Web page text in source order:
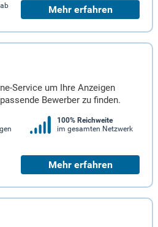
Mehr erfahren
Service um Ihre Anzeigen
Bewerber zu finden.
100% Reichweite
im gesamten Netzwerk
Mehr erfahren